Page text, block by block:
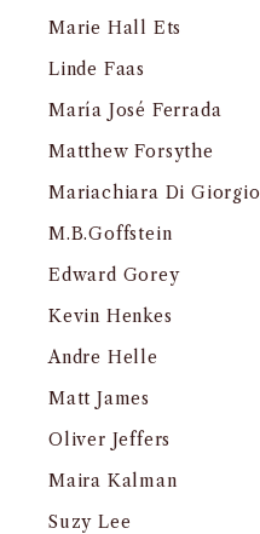
Marie Hall Ets
Linde Faas
María José Ferrada
Matthew Forsythe
Mariachiara Di Giorgio
M.B.Goffstein
Edward Gorey
Kevin Henkes
Andre Helle
Matt James
Oliver Jeffers
Maira Kalman
Suzy Lee